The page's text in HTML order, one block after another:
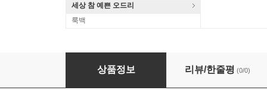
세상 참 예쁜 오드리
룩백
와츠스택스 콘서트 컴필레이션 (Wattstax:
상품정보 리뷰/한줄평 (0/0)